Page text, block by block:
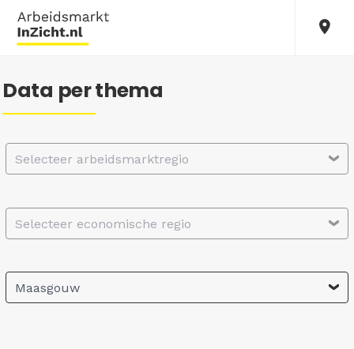
Data per thema
Selecteer arbeidsmarktregio
Selecteer economische regio
Maasgouw